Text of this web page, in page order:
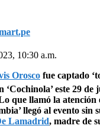
10:30 a.m.
Orosco fue captado
‘Cochinola’ este 29 de
que llamó la atención
llegó al evento sin
Lamadrid, madre de